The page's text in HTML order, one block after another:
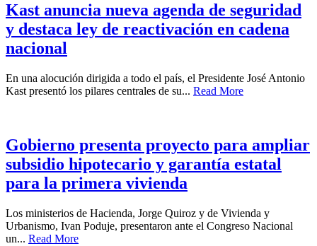
Kast anuncia nueva agenda de seguridad
y destaca ley de reactivación en cadena
nacional
En una alocución dirigida a todo el país, el Presidente José Antonio
Kast presentó los pilares centrales de su... Read More
Gobierno presenta proyecto para ampliar
subsidio hipotecario y garantía estatal
para la primera vivienda
Los ministerios de Hacienda, Jorge Quiroz y de Vivienda y
Urbanismo, Ivan Poduje, presentaron ante el Congreso Nacional
un... Read More